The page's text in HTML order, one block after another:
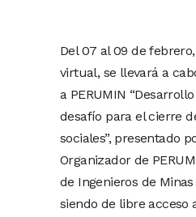
Del 07 al 09 de
virtual, se llevará a
a PERUMIN
desafío para el cierre
sociales”, presentado
Organizador de
de Ingenieros de
siendo de libre acceso